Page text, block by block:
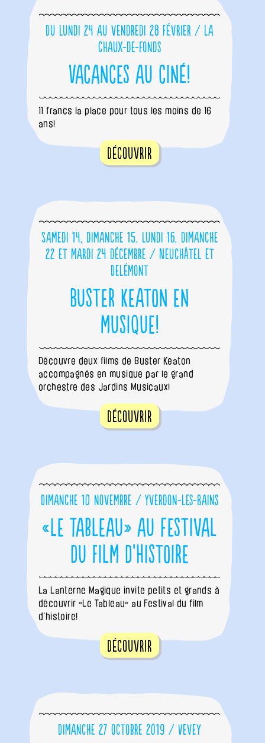
Du lundi 24 au vendredi 28 février / La
Chaux-de-Fonds
Vacances au ciné!
11 francs la place pour tous les moins de 16
ans!
Découvrir
Samedi 14, dimanche 15, lundi 16, dimanche
22 et mardi 24 décembre / Neuchâtel et
Delémont
Buster Keaton en
musique!
Découvre deux films de Buster Keaton
accompagnés en musique par le grand
orchestre des Jardins Musicaux!
Découvrir
Dimanche 10 novembre / Yverdon-les-Bains
«Le Tableau» au Festival
du film d’histoire
La Lanterne Magique invite petits et grands à
découvrir «Le Tableau» au Festival du film
d'histoire!
Découvrir
Dimanche 27 octobre 2019 / Vevey